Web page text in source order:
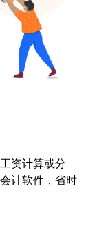
资计算或分
计软件，省时